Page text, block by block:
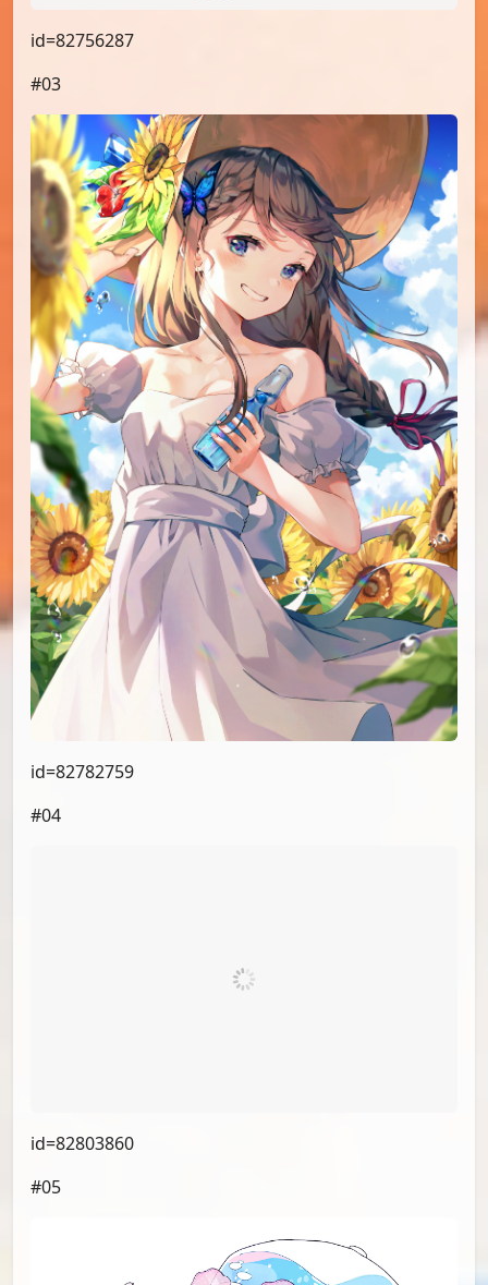
id=82756287
#03
id=82782759
#04